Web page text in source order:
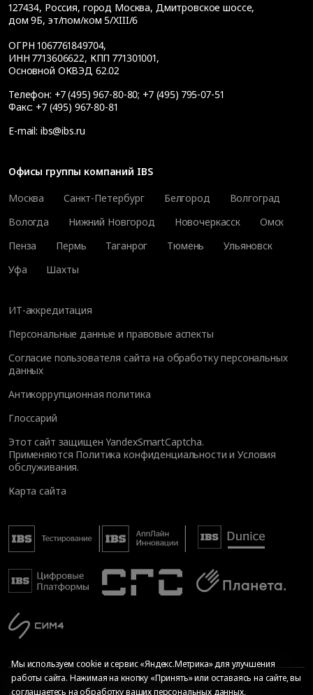
127434, Россия, город Москва, Дмитровское шоссе,
дом 9Б, эт/пом/ком 5/XIII/6
ОГРН 1067761849704,
ИНН 7713606622, КПП 771301001,
Основной ОКВЭД 62.02
Телефон: +7 (495) 967-80-80; +7 (495) 795-07-51
Факс: +7 (495) 967-80-81
E-mail: ibs@ibs.ru
Офисы группы компаний IBS
Москва
Санкт-Петербург Белгород
Волгоград
Вологда
Нижний Новгород Новочеркасск
Омск
Пенза
Пермь Таганрог Тюмень
Ульяновск
Уфа
Шахты
ИТ-аккредитация
Персональные данные и правовые аспекты
Согласие пользователя сайта на обработку персональных
данных
Антикоррупционная политика
Глоссарий
Этот сайт защищен YandexSmartCaptcha.
Применяются Политика конфиденциальности иУсловия
обслуживания.
Карта сайта
Мы используем cookie и сервис «Яндекс.Метрика» для улучшения
работы сайта. Нажимая на кнопку «Принять» или оставаясь на сайте, вы
соглашаетесь наобработку ваших персональных данных,